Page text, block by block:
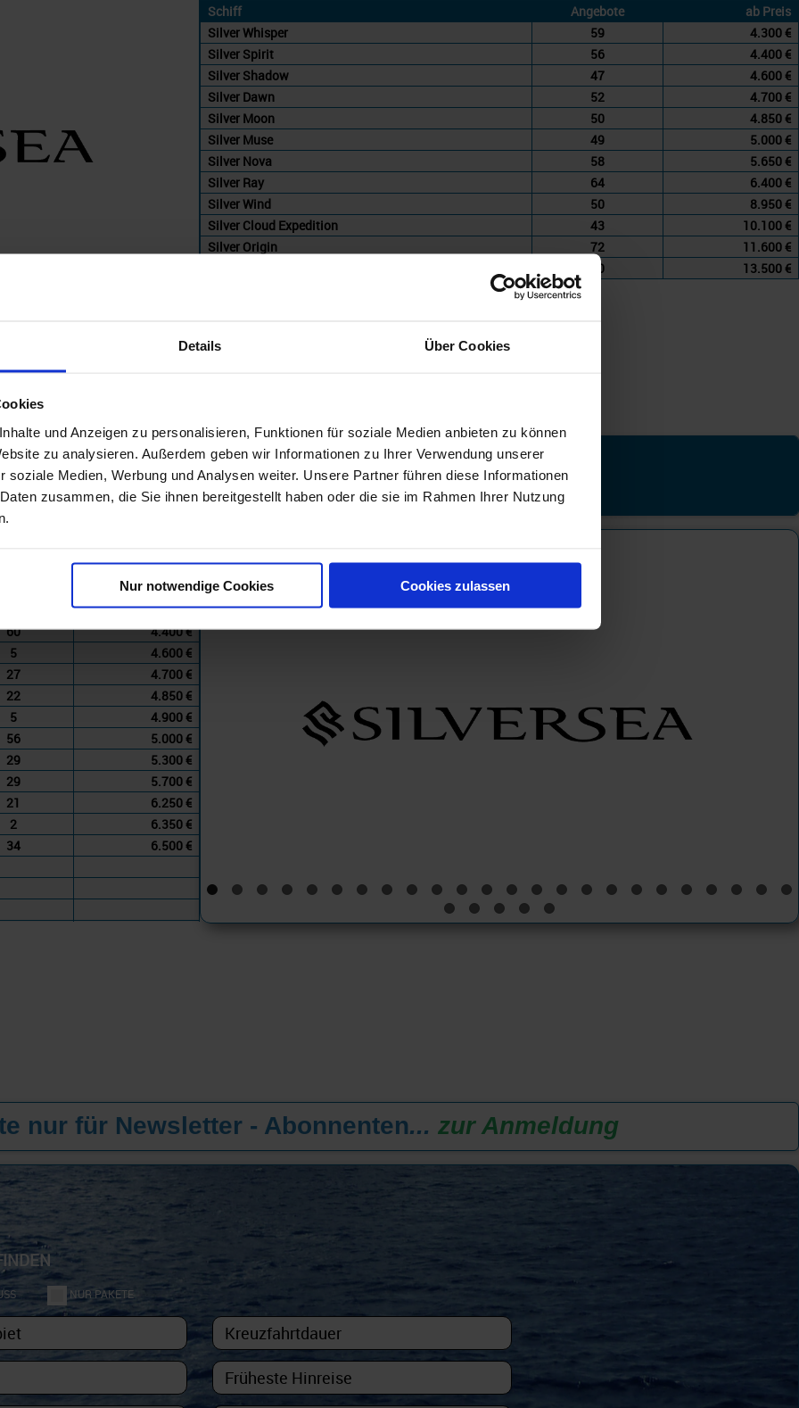
Details Über Cookies
und Anzeigen zu personalisieren, Funktionen für soziale Medien anbieten zu können
zu analysieren. Außerdem geben wir Informationen zu Ihrer Verwendung unserer
soziale Medien, Werbung und Analysen weiter. Unsere Partner führen diese Informationen
zusammen, die Sie ihnen bereitgestellt haben oder die sie im Rahmen Ihrer Nutzung
Nur notwendige Cookies Cookies zulassen
Schiff Angebote
ab Preis
Silver Whisper
59
4.300 €
Silver Spirit
56
4.400 €
Silver Shadow
47
4.600 €
Silver Dawn
52
4.700 €
Silver Moon
50
4.850 €
Silver Muse
49
5.000 €
Silver Nova
58
5.650 €
Silver Ray
64
6.400 €
Silver Wind
50
8.950 €
Silver Cloud Expedition
43
10.100 €
Silver Origin
72
11.600 €
50 13.500 €
Reisen bis 2028 nach Kreuzfahrtgebiet
ab Preis
4.300 €
60
4.400 €
5
4.600 €
27
4.700 €
22
4.850 €
5
4.900 €
56
5.000 €
29
5.300 €
29
5.700 €
21
6.250 €
2
6.350 €
34 6.500 €
Silversea
Westliches Mittelmeer
nur für Newsletter - Abonnenten... zur Anmeldung
NUR PAKETE